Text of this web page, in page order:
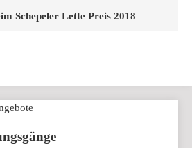
Schepeler Lette Preis 2018